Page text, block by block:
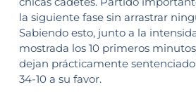
la siguiente fase sin arrastrar
Sabiendo esto, junto a la
mostrada los 10 primeros
dejan prácticamente
34-10 a su favor.